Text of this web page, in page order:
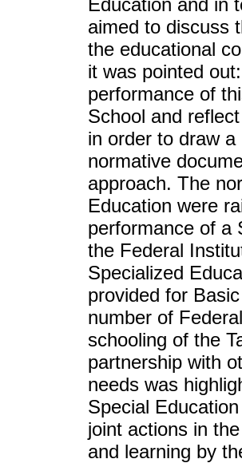
Education and in
aimed to discuss
the educational
it was pointed
performance of
School and
in order to draw
normative
approach. The
Education were
performance of a
the Federal
Specialized
provided for
number of
schooling of the
partnership with
needs was
Special
joint actions in
and learning by